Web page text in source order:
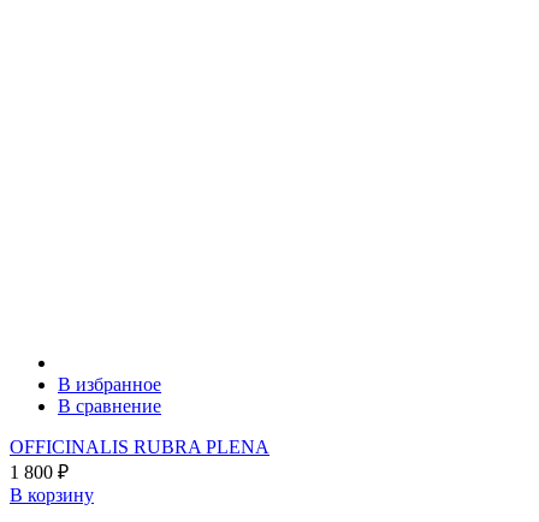
В избранное
В сравнение
OFFICINALIS RUBRA PLENA
1 800 ₽
В корзину